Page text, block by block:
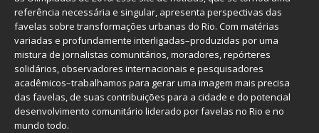
referência necessária e singular, apresenta perspectivas das
favelas sobre transformações urbanas do Rio. Com matérias
variadas e profundamente interligadas–produzidas por uma
mistura de jornalistas comunitários, moradores, repórteres
solidários, observadores internacionais e pesquisadores
acadêmicos–trabalhamos para gerar uma imagem mais precisa
das favelas, de suas contribuições para a cidade e do potencial
desenvolvimento comunitário liderado por favelas no Rio e no
mundo todo.